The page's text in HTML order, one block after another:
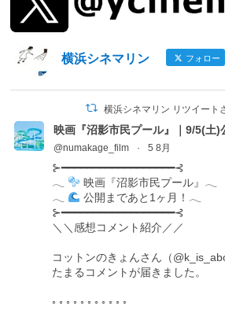
横浜シネマリン フォロー
横浜シネマリン リツイート
映画『沼影市民プール』｜9/5(土)
@numakage_film · 5 8月
⊱━━━━━━━━━━━━━━━━━━⊰
𓂃
映画『沼影市民プール』𓂃
𓂃
公開まであと1ヶ月！𓂃
⊱━━━━━━━━━━━━━━━━━━⊰
＼＼感想コメント紹介／／
コットンのきょんさん（
たまるコメントが届きました。
◦ ◦ ◦ ◦ ◦ ◦ ◦ ◦ ◦ ◦ ◦